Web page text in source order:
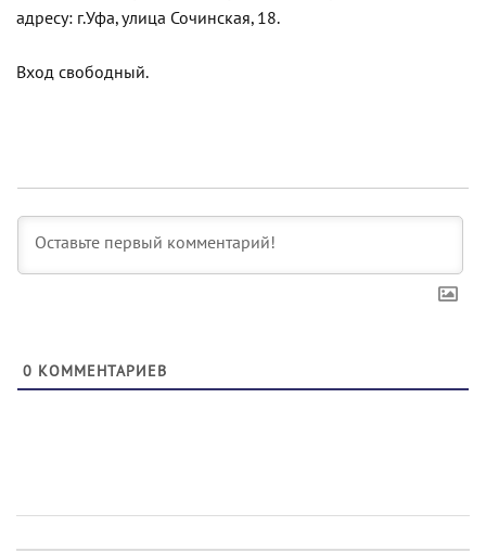
адресу: г.Уфа, улица Сочинская, 18.
Вход свободный.
0 КОММЕНТАРИЕВ